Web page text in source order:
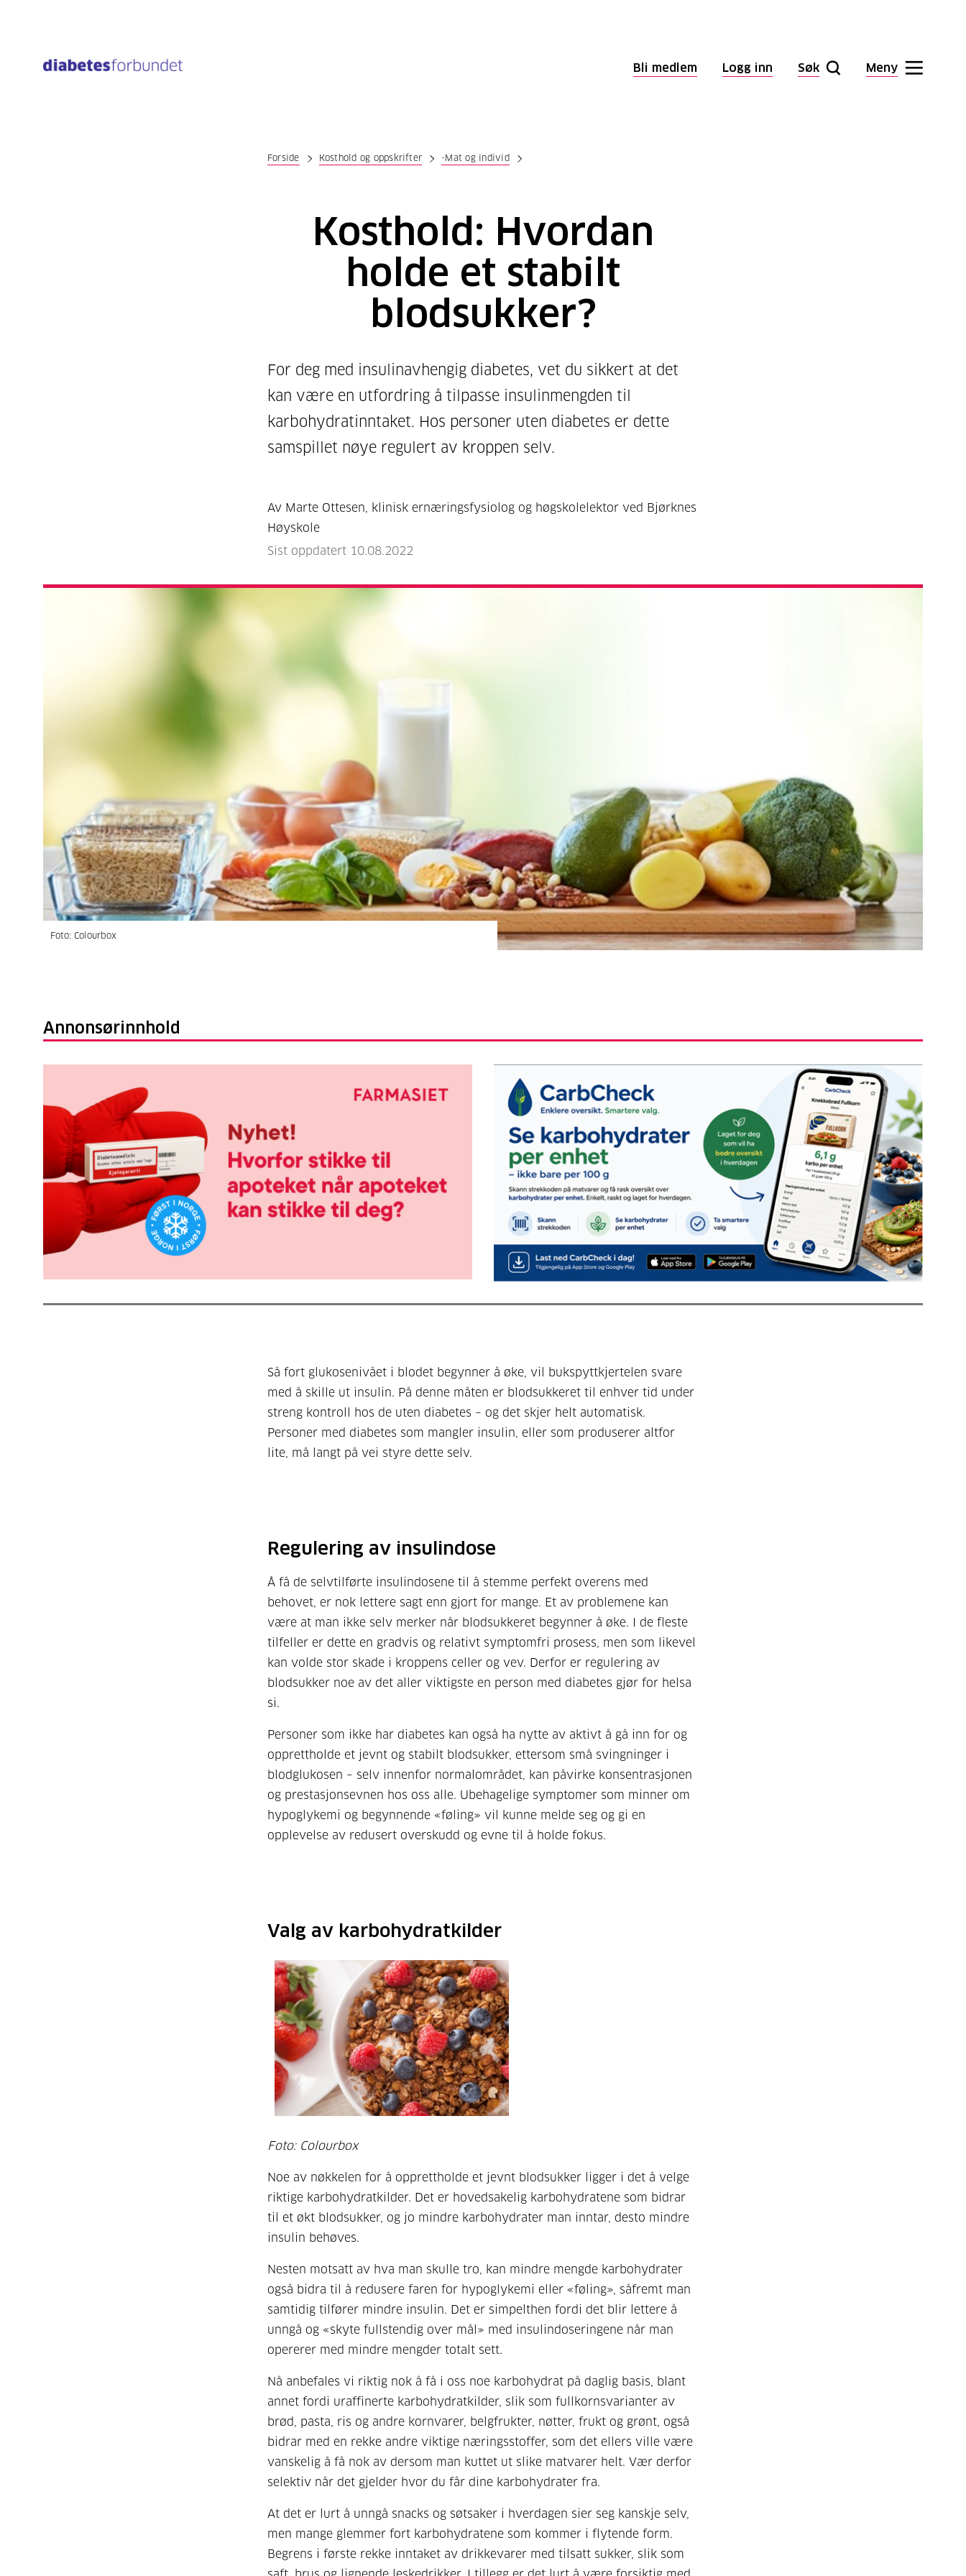
Bli medlem Logg inn Søk Meny
Forside Kosthold og oppskrifter -Mat og individ
Kosthold: Hvordan
holde et stabilt
blodsukker?
For deg med insulinavhengig diabetes, vet du sikkert at det
kan være en utfordring å tilpasse insulinmengden til
karbohydratinntaket. Hos personer uten diabetes er dette
samspillet nøye regulert av kroppen selv.
Av Marte Ottesen, klinisk ernæringsfysiolog og høgskolelektor ved Bjørknes
Høyskole
Sist oppdatert 10.08.2022
Foto: Colourbox
Annonsørinnhold
Så fort glukosenivået i blodet begynner å øke, vil bukspyttkjertelen svare
med å skille ut insulin. På denne måten er blodsukkeret til enhver tid under
streng kontroll hos de uten diabetes – og det skjer helt automatisk.
Personer med diabetes som mangler insulin, eller som produserer altfor
lite, må langt på vei styre dette selv.
Regulering av insulindose
Å få de selvtilførte insulindosene til å stemme perfekt overens med
behovet, er nok lettere sagt enn gjort for mange. Et av problemene kan
være at man ikke selv merker når blodsukkeret begynner å øke. I de fleste
tilfeller er dette en gradvis og relativt symptomfri prosess, men som likevel
kan volde stor skade i kroppens celler og vev. Derfor er regulering av
blodsukker noe av det aller viktigste en person med diabetes gjør for helsa
si.
Personer som ikke har diabetes kan også ha nytte av aktivt å gå inn for og
opprettholde et jevnt og stabilt blodsukker, ettersom små svingninger i
blodglukosen – selv innenfor normalområdet, kan påvirke konsentrasjonen
og prestasjonsevnen hos oss alle. Ubehagelige symptomer som minner om
hypoglykemi og begynnende «føling» vil kunne melde seg og gi en
opplevelse av redusert overskudd og evne til å holde fokus.
Valg av karbohydratkilder
Foto: Colourbox
Noe av nøkkelen for å opprettholde et jevnt blodsukker ligger i det å velge
riktige karbohydratkilder. Det er hovedsakelig karbohydratene som bidrar
til et økt blodsukker, og jo mindre karbohydrater man inntar, desto mindre
insulin behøves.
Nesten motsatt av hva man skulle tro, kan mindre mengde karbohydrater
også bidra til å redusere faren for hypoglykemi eller «føling», såfremt man
samtidig tilfører mindre insulin. Det er simpelthen fordi det blir lettere å
unngå og «skyte fullstendig over mål» med insulindoseringene når man
opererer med mindre mengder totalt sett.
Nå anbefales vi riktig nok å få i oss noe karbohydrat på daglig basis, blant
annet fordi uraffinerte karbohydratkilder, slik som fullkornsvarianter av
brød, pasta, ris og andre kornvarer, belgfrukter, nøtter, frukt og grønt, også
bidrar med en rekke andre viktige næringsstoffer, som det ellers ville være
vanskelig å få nok av dersom man kuttet ut slike matvarer helt. Vær derfor
selektiv når det gjelder hvor du får dine karbohydrater fra.
At det er lurt å unngå snacks og søtsaker i hverdagen sier seg kanskje selv,
men mange glemmer fort karbohydratene som kommer i flytende form.
Begrens i første rekke inntaket av drikkevarer med tilsatt sukker, slik som